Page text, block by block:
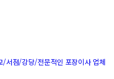
/서점/강당/전문적인 포장이사 업체